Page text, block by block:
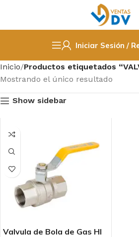
Iniciar Sesión /
Inicio Productos etiquetados
Mostrando el único resultado
Show sidebar
Valvula de Bola de Gas HI